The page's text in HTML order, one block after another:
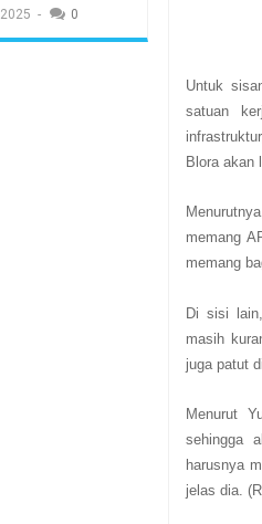
Untuk
satuan
Blora akan
memang
memang
Di sisi
masih
juga patut
Menurut
sehingga
harusnya
jelas dia.
2025 - 0